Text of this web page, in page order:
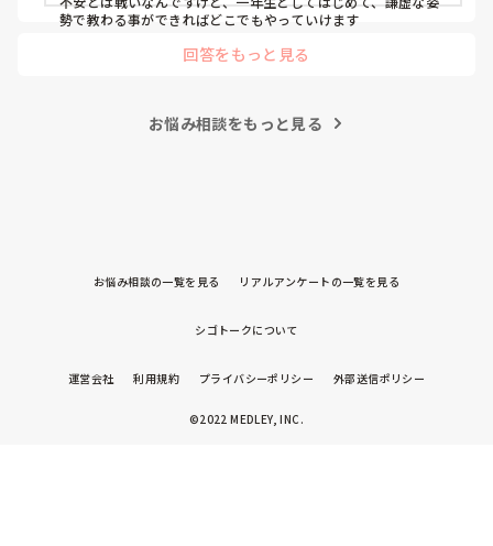
勢で教わる事ができればどこでもやっていけます
回答をもっと見る
お悩み相談をもっと見る
お悩み相談の一覧を見る リアルアンケートの一覧を見る
シゴトークについて
運営会社 利用規約 プライバシーポリシー 外部送信ポリシー
©2022 MEDLEY, INC.